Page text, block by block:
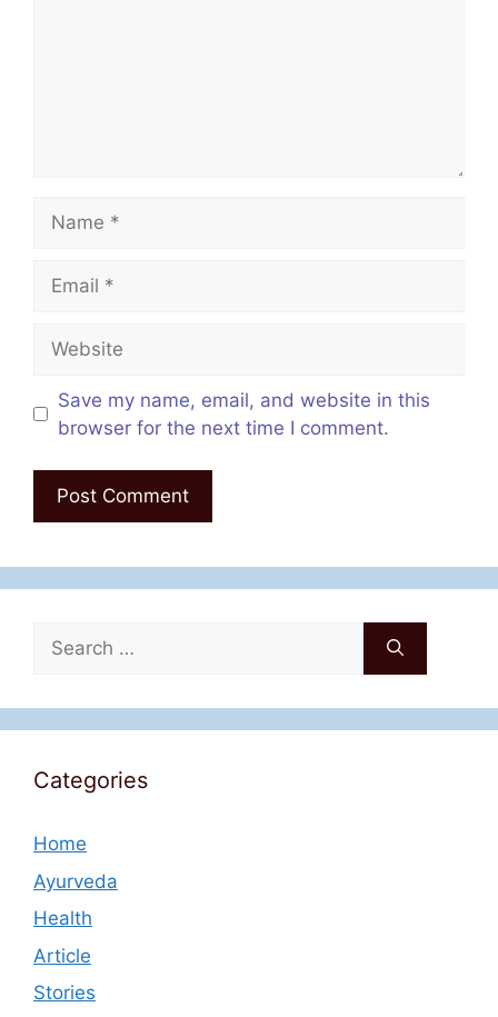
Save my name, email, and website in this
browser for the next time I comment.
Search
for:
Categories
Home
Ayurveda
Health
Article
Stories